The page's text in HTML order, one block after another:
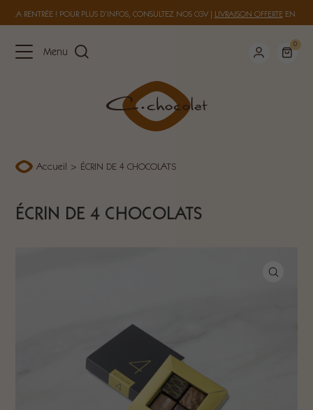
LA RENTRÉE ! POUR PLUS D’INFOS, CONSULTEZ NOS CGV| LIVRAISON OFFERTEEN
Menu
0
Accueil > ÉCRIN DE 4 CHOCOLATS
ÉCRIN DE 4 CHOCOLATS